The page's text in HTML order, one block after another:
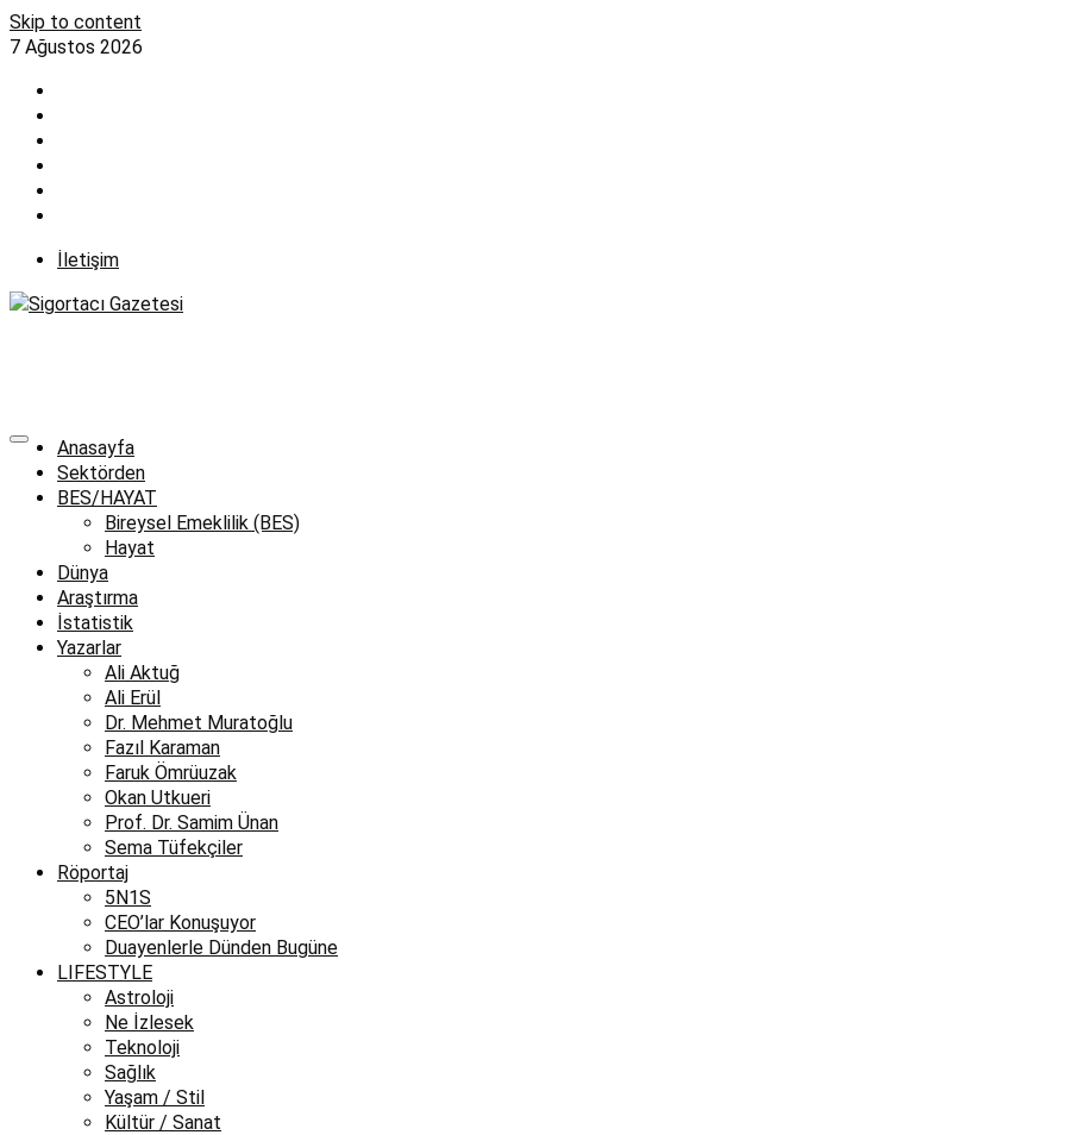
Skip to content
7 Ağustos 2026
İletişim
Anasayfa
Sektörden
BES/HAYAT
Bireysel Emeklilik (BES)
Hayat
Dünya
Araştırma
İstatistik
Yazarlar
Ali Aktuğ
Ali Erül
Dr. Mehmet Muratoğlu
Fazıl Karaman
Faruk Ömrüuzak
Okan Utkueri
Prof. Dr. Samim Ünan
Sema Tüfekçiler
Röportaj
5N1S
CEO’lar Konuşuyor
Duayenlerle Dünden Bugüne
LIFESTYLE
Astroloji
Ne İzlesek
Teknoloji
Sağlık
Yaşam / Stil
Kültür / Sanat